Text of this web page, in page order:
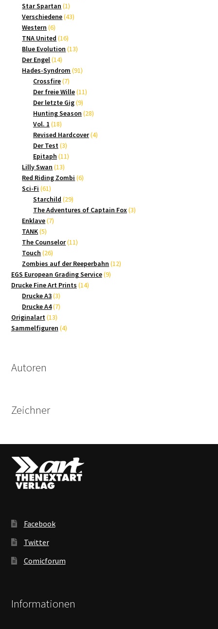
Star Spartan 11
Produkt
Verschiedene 4343
Western 66
Produkte
TNA United 1616
Produkte
Blue Evolution 1313
Der Engel 1414
Produkte
Hades-Syndrom 9191
Crossfire 77
Produkte
Der freie Wille 1111
Der letzte Gig 99
Produkte
Hunting Season 2828
Vol. 1 1818
Produkte
Revised Hardcover 44
Der Test 33
Produkte
Epitaph 1111
Lilly Swan 1313
Produkte
Red Riding Zombi 66
Sci-Fi 6161
Produkte
Starchild 2929
Produkte
The Adventures of Captain Fox 33
Enklave 77
TANK 55
Produkte
The Counselor 1111
Touch 2626
Produkte
Zombies auf der Reeperbahn 1212
EGS European Grading Service 99
Drucke Fine Art Prints 1414
Drucke A3 33
Produkte
Drucke A4 77
Originalart 1313
Produkte
Sammelfiguren 44
Autoren
Zeichner
Facebook
Twitter
Comicforum
Informationen